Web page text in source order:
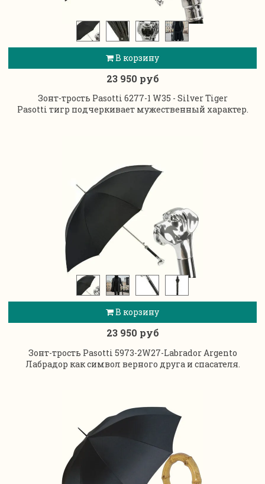
В корзину
23 950 руб
Зонт-трость Pasotti 6277-1 W35 - Silver Tiger
Pasotti тигр подчеркивает мужественный характер.
В корзину
23 950 руб
Зонт-трость Pasotti 5973-2W27-Labrador Argento
Лабрадор как символ верного друга и спасателя.